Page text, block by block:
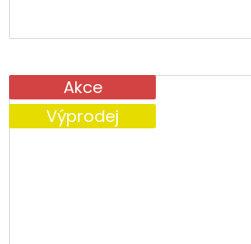
Akce
Výprodej